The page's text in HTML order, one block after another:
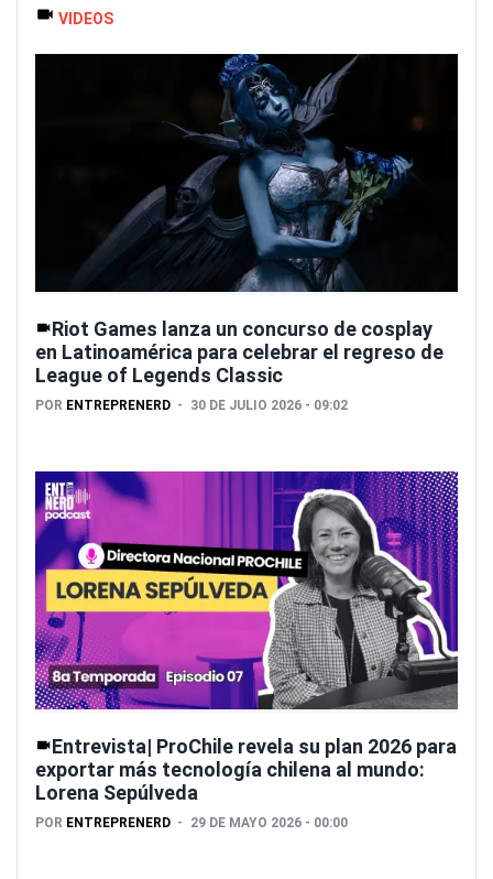
VIDEOS
Riot Games lanza un concurso de cosplay
en Latinoamérica para celebrar el regreso de
League of Legends Classic
POR ENTREPRENERD 30 DE JULIO 2026 - 09:02
Entrevista| ProChile revela su plan 2026 para
exportar más tecnología chilena al mundo:
Lorena Sepúlveda
POR ENTREPRENERD 29 DE MAYO 2026 - 00:00